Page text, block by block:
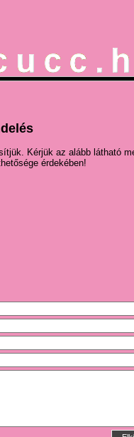
Kérjük az alább látható
érdekében!